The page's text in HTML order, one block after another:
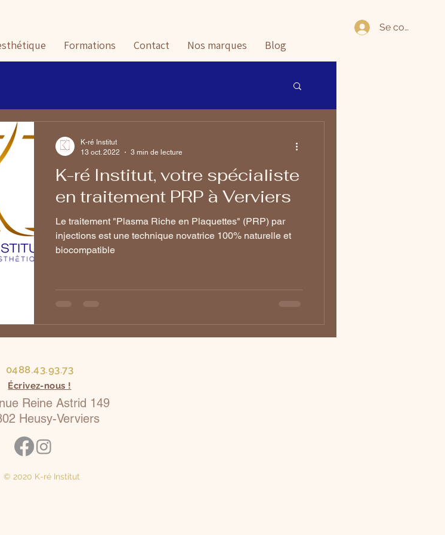
Formations Contact Nos marques Blog
Se connecter
K-ré Institut, votre spécialiste
en traitement PRP à Verviers
Le traitement "Plasma Riche en Plaquettes" (PRP) par
injections est une technique novatrice 100% naturelle et
biocompatible
K-ré Institut
13 oct. 2022
3 min de lecture
0488.43.93.73
Écrivez-nous !
Reine Astrid 149
Heusy-Verviers
© 2020 K-ré Institut